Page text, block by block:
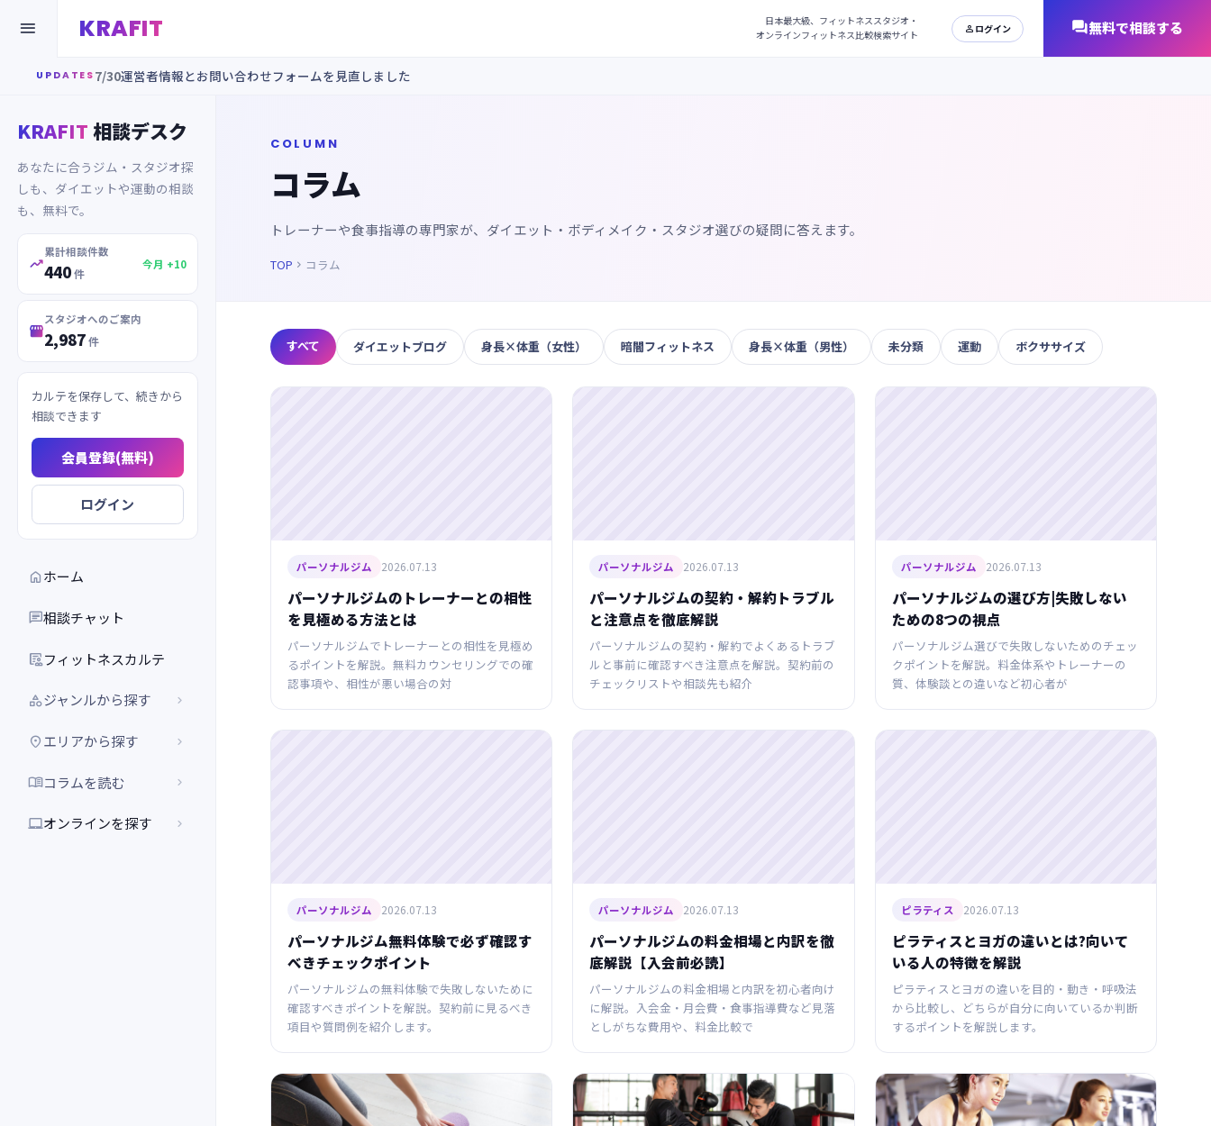
KRAFIT 日本最大級、フィットネススタジオ・
オンラインフィットネス比較検索サイト

UPDATES 7/30運営者情報とお問い合わせフォームを見直しました
KRAFIT 相談デスク
あなたに合うジム・スタジオ探
しも、ダイエットや運動の相談
も、無料で。

累計相談件数
440件
今月 +10

スタジオへのご案内
2,987件
カルテを保存して、続きから
相談できます
会員登録(無料)
ログイン
ホーム
相談チャット
フィットネスカルテ
ジャンルから探す 
エリアから探す 
コラムを読む 
オンラインを探す 
COLUMN
コラム
トレーナーや食事指導の専門家が、ダイエット・ボディメイク・スタジオ選びの疑問に答えます。
TOP  コラム
すべて ダイエットブログ 身長×体重（女性） 暗闇フィットネス 身長×体重（男性） 未分類 運動 ボクササイズ
パーソナルジム 2026.07.13
パーソナルジムのトレーナーとの相性
を見極める方法とは
パーソナルジムでトレーナーとの相性を見極め
るポイントを解説。無料カウンセリングでの確
認事項や、相性が悪い場合の対
パーソナルジム 2026.07.13
パーソナルジムの契約・解約トラブル
と注意点を徹底解説
パーソナルジムの契約・解約でよくあるトラブ
ルと事前に確認すべき注意点を解説。契約前の
チェックリストや相談先も紹介
パーソナルジム 2026.07.13
パーソナルジムの選び方|失敗しない
ための8つの視点
パーソナルジム選びで失敗しないためのチェッ
クポイントを解説。料金体系やトレーナーの
質、体験談との違いなど初心者が
パーソナルジム 2026.07.13
パーソナルジム無料体験で必ず確認す
べきチェックポイント
パーソナルジムの無料体験で失敗しないために
確認すべきポイントを解説。契約前に見るべき
項目や質問例を紹介します。
パーソナルジム 2026.07.13
パーソナルジムの料金相場と内訳を徹
底解説【入会前必読】
パーソナルジムの料金相場と内訳を初心者向け
に解説。入会金・月会費・食事指導費など見落
としがちな費用や、料金比較で
ピラティス 2026.07.13
ピラティスとヨガの違いとは?向いて
いる人の特徴を解説
ピラティスとヨガの違いを目的・動き・呼吸法
から比較し、どちらが自分に向いているか判断
するポイントを解説します。